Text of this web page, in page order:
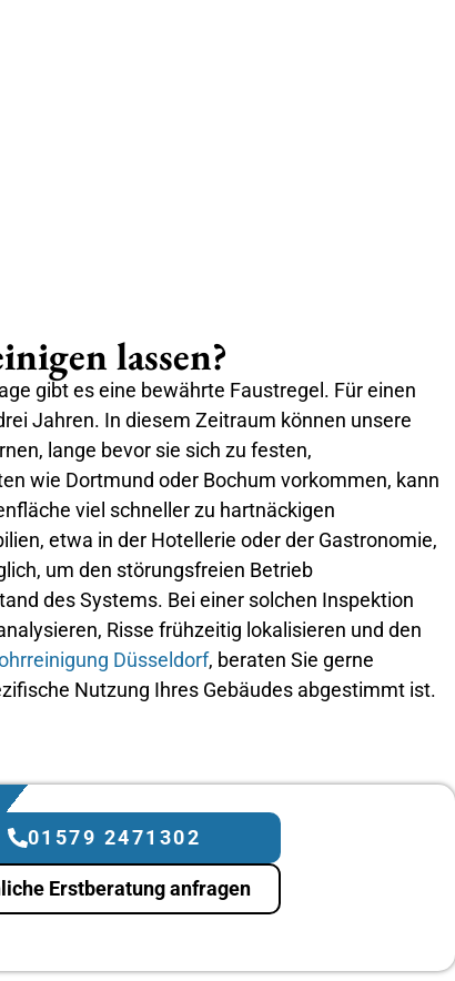
lassen?
gibt es eine bewährte Faustregel. Für einen
Jahren. In diesem Zeitraum können unsere
lange bevor sie sich zu festen,
wie Dortmund oder Bochum vorkommen, kann
viel schneller zu hartnäckigen
etwa in der Hotellerie oder der Gastronomie,
um den störungsfreien Betrieb
des Systems. Bei einer solchen Inspektion
Risse frühzeitig lokalisieren und den
Düsseldorf, beraten Sie gerne
Nutzung Ihres Gebäudes abgestimmt ist.
01579 2471302
Erstberatung anfragen